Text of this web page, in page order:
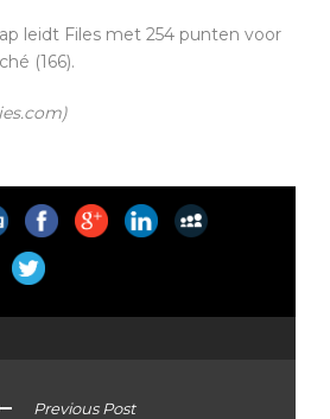
leidt Files met 254 punten voor
(166).
Previous Post